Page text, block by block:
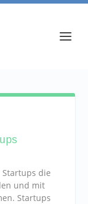
Startups die
und mit
Startups